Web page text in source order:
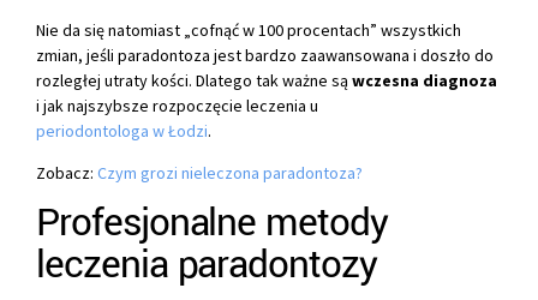
Nie da się natomiast „cofnąć w 100 procentach” wszystkich
zmian, jeśli paradontoza jest bardzo zaawansowana i doszło do
rozległej utraty kości. Dlatego tak ważne są wczesna diagnoza
i jak najszybsze rozpoczęcie leczenia u
periodontologa w Łodzi.
Zobacz: Czym grozi nieleczona paradontoza?
Profesjonalne metody
leczenia paradontozy